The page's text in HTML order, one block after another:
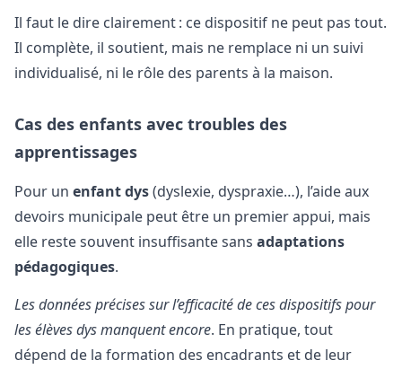
Il faut le dire clairement : ce dispositif ne peut pas tout.
Il complète, il soutient, mais ne remplace ni un suivi
individualisé, ni le rôle des parents à la maison.
Cas des enfants avec troubles des
apprentissages
Pour un enfant dys(dyslexie, dyspraxie…), l’aide aux
devoirs municipale peut être un premier appui, mais
elle reste souvent insuffisante sans adaptations
pédagogiques.
Les données précises sur l’efficacité de ces dispositifs pour
les élèves dys manquent encore. En pratique, tout
dépend de la formation des encadrants et de leur